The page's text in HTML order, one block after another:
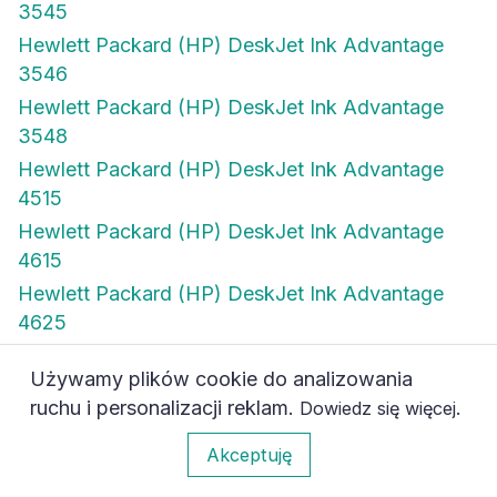
3545
Hewlett Packard (HP) DeskJet Ink Advantage
3546
Hewlett Packard (HP) DeskJet Ink Advantage
3548
Hewlett Packard (HP) DeskJet Ink Advantage
4515
Hewlett Packard (HP) DeskJet Ink Advantage
4615
Hewlett Packard (HP) DeskJet Ink Advantage
4625
4645
Hewlett Packard (HP) DeskJet Ink Advantage
Hewlett Packard (HP) DeskJet Ink Advantage
Używamy plików cookie do analizowania
ruchu i personalizacji reklam. Dowiedz się więcej.
Akceptuję